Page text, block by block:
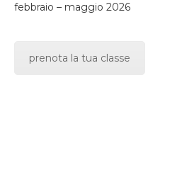
febbraio – maggio 2026
prenota la tua classe